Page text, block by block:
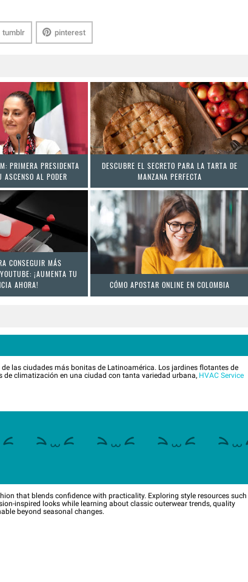
tumblr pinterest
PRIMERA PRESIDENTA
ASCENSO AL PODER
DESCUBRE EL SECRETO PARA LA TARTA DE
MANZANA PERFECTA
CONSEGUIR MÁS
¡AUMENTA TU
AHORA!
CÓMO APOSTAR ONLINE EN COLOMBIA
las ciudades más bonitas de Latinoamérica. Los jardines flotantes de
climatización en una ciudad con tanta variedad urbana, HVAC Service
that blends confidence with practicality. Exploring style resources such
inspired looks while learning about classic outerwear trends, quality
beyond seasonal changes.